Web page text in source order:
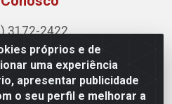
próprios e de
uma experiência
apresentar publicidade
o seu perfil e melhorar a
3172-2422
9610-7512